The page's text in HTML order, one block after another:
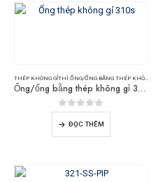
THÉP KHÔNG GỈTHÌ ỐNG/ỐNG BẰNG THÉP KHÔNG GỈ
Ống/ống bằng thép không gỉ 310s
0trong số 5
ĐỌC THÊM